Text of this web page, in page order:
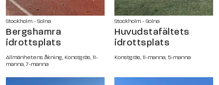
Stockholm - Solna
Bergshamra
idrottsplats
Allmänhetens åkning, Konstgräs, 11-
manna, 7-manna
Stockholm - Solna
Huvudstafältets
idrottsplats
Konstgräs, 11-manna, 5-manna